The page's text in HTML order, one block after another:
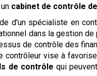
cabinet de contrôle
d'un spécialiste en
dans la gestion
de contrôle des
vise à
de contrôle qui